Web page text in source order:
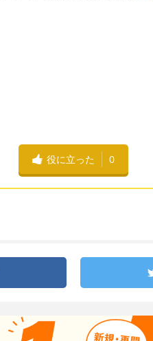
役に立った 0